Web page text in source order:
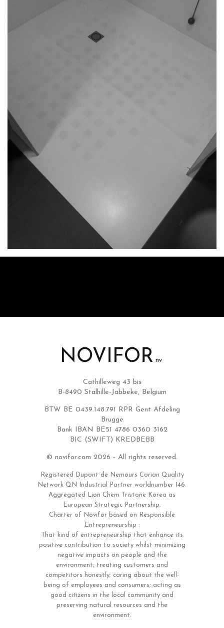
Cathilleweg 43 bis
B-8490 Stalhille-Jabbeke, Belgium
BTW BE 0439.148.791 RPR Gent Afdeling
Brugge
Bank IBAN BE51 4786 0360 3162
BIC (SWIFT) KREDBEBB
© novifor.com 2026 - All rights reserved.
Registered Dupont de Nemours Corian Quality
Network QN Industrial Partner worldnumber 146.
Aggregated Lion Chem Tristone Korea as
European Strategic Partnership.
Charter of Novifor based on Responsible
Entrepreneurship :
That kind of entrepreneurship that enhance its
positive contribution to society whilst minimizing
negative impacts on people and the
environment; treating customers and
competitors honestly; caring about the well-
being of employees and consumers; acting as
good citizens in the local community and
preserving natural resources and the
environment.